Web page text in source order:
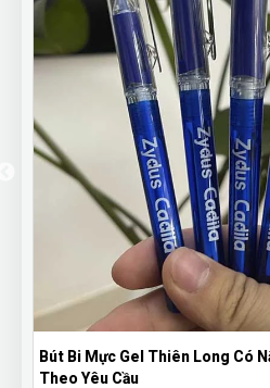
Bút Bi Mực Gel Thiên Long Có
Theo Yêu Cầu